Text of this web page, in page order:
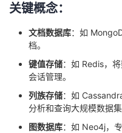
子
直
播
的
活
动
我
的
关
注
我
的
开
发
我
的
Programs
我
的
关键概念：
文档数据库：如
档。
键值存储：如 Redis，
会话管理。
列族存储：如
分析和查询大规模数据集
图数据库：如 Neo4j，